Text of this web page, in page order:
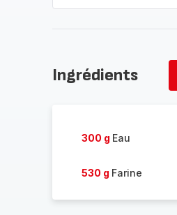
Ingrédients
300 g Eau
530 g Farine